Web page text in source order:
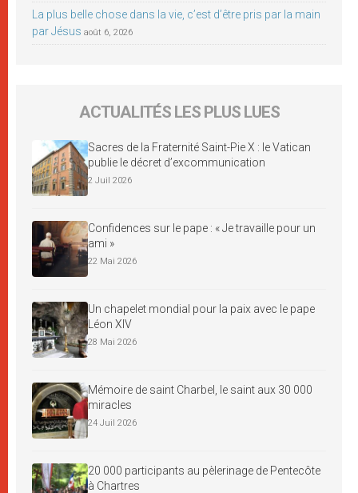
La plus belle chose dans la vie, c’est d’être pris par la main
par Jésus août 6, 2026
ACTUALITÉS LES PLUS LUES
Sacres de la Fraternité Saint-Pie X : le Vatican
publie le décret d’excommunication
2 Juil 2026
Confidences sur le pape : « Je travaille pour un
ami »
22 Mai 2026
Un chapelet mondial pour la paix avec le pape
Léon XIV
28 Mai 2026
Mémoire de saint Charbel, le saint aux 30 000
miracles
24 Juil 2026
20 000 participants au pèlerinage de Pentecôte
à Chartres